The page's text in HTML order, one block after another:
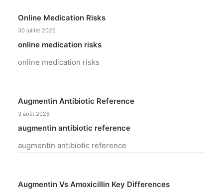
Online Medication Risks
30 juillet 2026
online medication risks
online medication risks
Augmentin Antibiotic Reference
3 août 2026
augmentin antibiotic reference
augmentin antibiotic reference
Augmentin Vs Amoxicillin Key Differences